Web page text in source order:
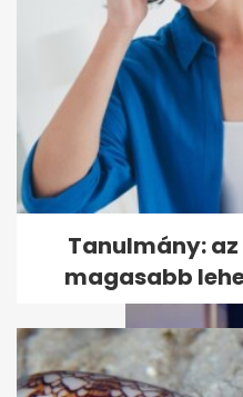
Baka
sem
Tanulmány:
magasabb